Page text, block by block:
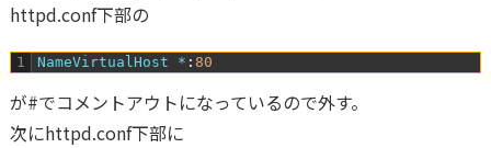
httpd.conf下部の
1 NameVirtualHost * : 80
が#でコメントアウトになっているので外す。
次にhttpd.conf下部に